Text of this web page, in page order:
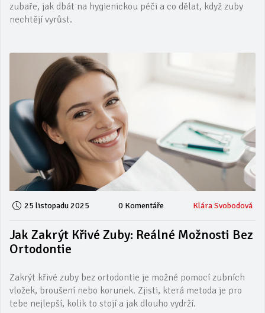
zubaře, jak dbát na hygienickou péči a co dělat, když zuby
nechtějí vyrůst.
25 listopadu 2025 0 Komentáře Klára Svobodová
Jak Zakrýt Křivé Zuby: Reálné Možnosti Bez
Ortodontie
Zakrýt křivé zuby bez ortodontie je možné pomocí zubních
vložek, broušení nebo korunek. Zjisti, která metoda je pro
tebe nejlepší, kolik to stojí a jak dlouho vydrží.